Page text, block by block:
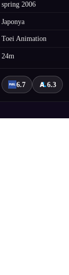
spring 2006
Japonya
Toei Animation
24m
6.7 6.3